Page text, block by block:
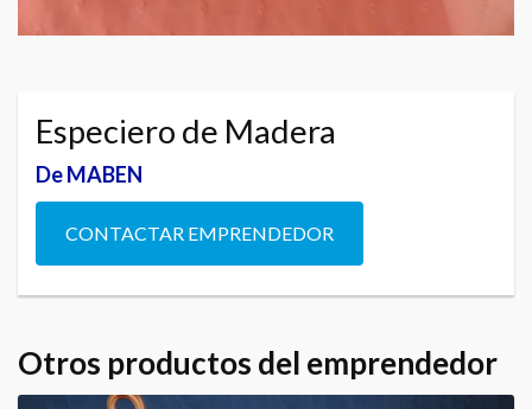
Especiero de Madera
De MABEN
CONTACTAR EMPRENDEDOR
Otros productos del emprendedor